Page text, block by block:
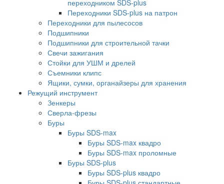
переходником SDS-plus
Переходники SDS-plus на патрон
Переходники для пылесосов
Подшипники
Подшипники для строительной тачки
Свечи зажигания
Стойки для УШМ и дрелей
Съемники клипс
Ящики, сумки, органайзеры для хранения
Режущий инструмент
Зенкеры
Сверла-фрезы
Буры
Буры SDS-max
Буры SDS-max квадро
Буры SDS-max проломные
Буры SDS-plus
Буры SDS-plus квадро